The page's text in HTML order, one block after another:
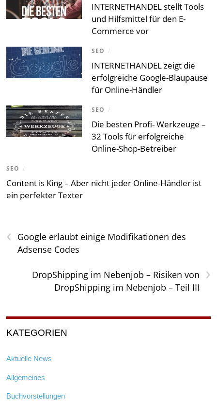
INTERNETHANDEL stellt Tools
und Hilfsmittel für den E-
Commerce vor
SEO /
INTERNETHANDEL zeigt die
erfolgreiche Google-Blaupause
für Online-Händler
SEO /
Die besten Profi- Werkzeuge –
32 Tools für erfolgreiche
Online-Shop-Betreiber
SEO /
Content is King – Aber nicht jeder Online-Händler ist
ein perfekter Texter
‹
Google erlaubt einige Modifikationen des
Adsense Codes
›
DropShipping im Nebenjob – Risiken von
DropShipping im Nebenjob – Teil III
KATEGORIEN
Aktuelle News
Allgemeines
Buchvorstellungen